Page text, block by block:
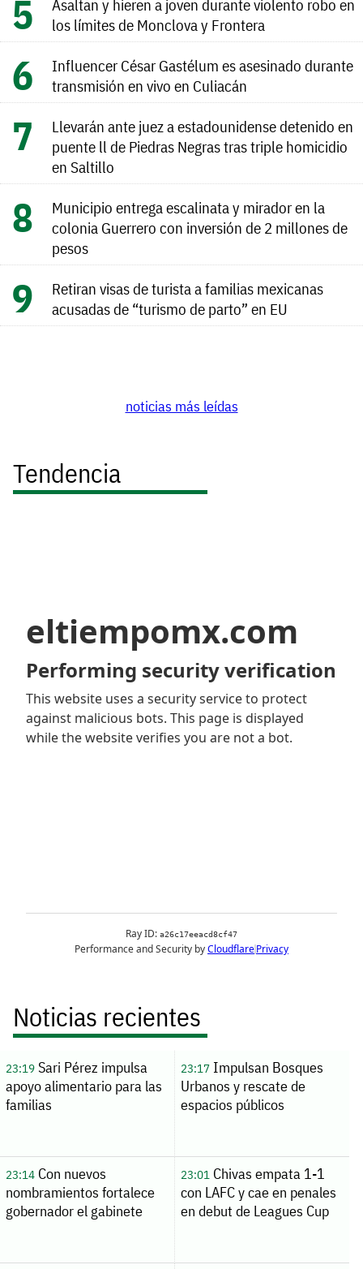
Asaltan y hieren a joven durante violento robo en
los límites de Monclova y Frontera
Influencer César Gastélum es asesinado durante
transmisión en vivo en Culiacán
Llevarán ante juez a estadounidense detenido en
puente ll de Piedras Negras tras triple homicidio
en Saltillo
Municipio entrega escalinata y mirador en la
colonia Guerrero con inversión de 2 millones de
pesos
Retiran visas de turista a familias mexicanas
acusadas de “turismo de parto” en EU
noticias más leídas
Tendencia
Noticias recientes
23:19Sari Pérez impulsa
apoyo alimentario para las
familias
23:17Impulsan Bosques
Urbanos y rescate de
espacios públicos
23:14Con nuevos
nombramientos fortalece
gobernador el gabinete
23:01Chivas empata 1-1
con LAFC y cae en penales
en debut de Leagues Cup